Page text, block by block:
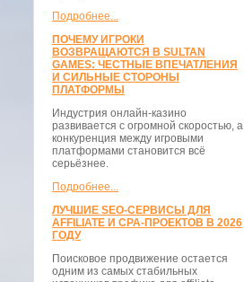
Подробнее...
ПОЧЕМУ ИГРОКИ
ВОЗВРАЩАЮТСЯ В SULTAN
GAMES: ЧЕСТНЫЕ ВПЕЧАТЛЕНИЯ
И СИЛЬНЫЕ СТОРОНЫ
ПЛАТФОРМЫ
Индустрия онлайн-казино
развивается с огромной скоростью, а
конкуренция между игровыми
платформами становится всё
серьёзнее.
Подробнее...
ЛУЧШИЕ SEO-СЕРВИСЫ ДЛЯ
AFFILIATE И CPA-ПРОЕКТОВ В 2026
ГОДУ
Поисковое продвижение остается
одним из самых стабильных